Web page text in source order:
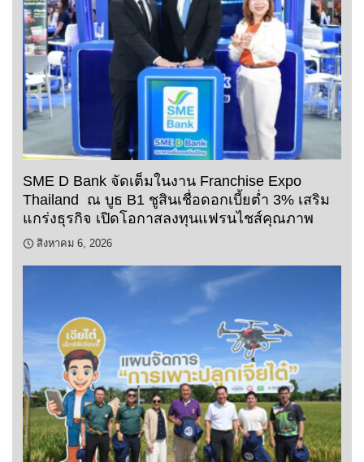
SME D Bank จัดเต็มในงาน Franchise Expo
Thailand ณ บูธ B1 ชูสินเชื่อดอกเบี้ยต่ำ 3% เสริม
แกร่งธุรกิจ เปิดโอกาสลงทุนแฟรนไชส์คุณภาพ
สิงหาคม 6, 2026